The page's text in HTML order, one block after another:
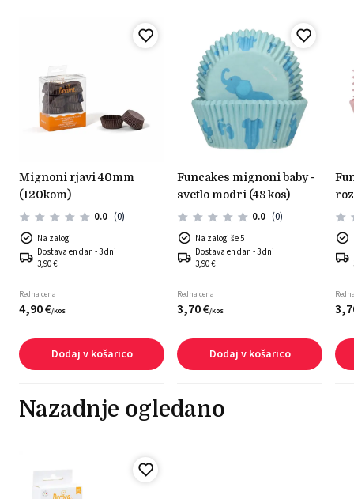
mignoni rjavi 40mm
(120kom)
0.0 (0)
Na zalogi
Dostava en dan - 3 dni
3,90 €
Redna cena
4,90€/kos
Dodaj v košarico
funcakes mignoni baby -
svetlo modri (48 kos)
0.0 (0)
Na zalogi še 5
Dostava en dan - 3 dni
3,90 €
Redna cena
3,70€/kos
Dodaj v košarico
funcakes mignoni - baby
3,
Nazadnje ogledano